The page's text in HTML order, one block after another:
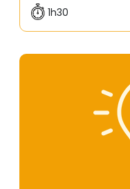
1h30